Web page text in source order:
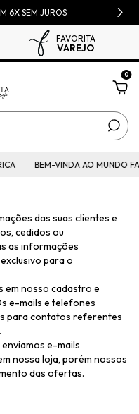
6X SEM JUROS
FAVORITA
VAREJO
0
BEM-VINDA AO MUNDO
das suas clientes e
cedidos ou
as informações
para o
nosso cadastro e
e-mails e telefones
para contatos referentes
e-mails
nossa loja, porém nossos
das ofertas.